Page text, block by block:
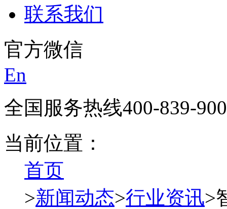
联系我们
官方微信
En
全国服务热线400-839-
当前位置：
首页
>新闻动态>行业资讯>